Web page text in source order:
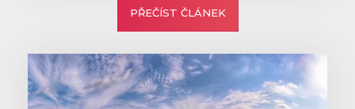
PŘEČÍST ČLÁNEK